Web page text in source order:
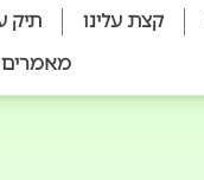
קצת עלינו תיק
מאמרים